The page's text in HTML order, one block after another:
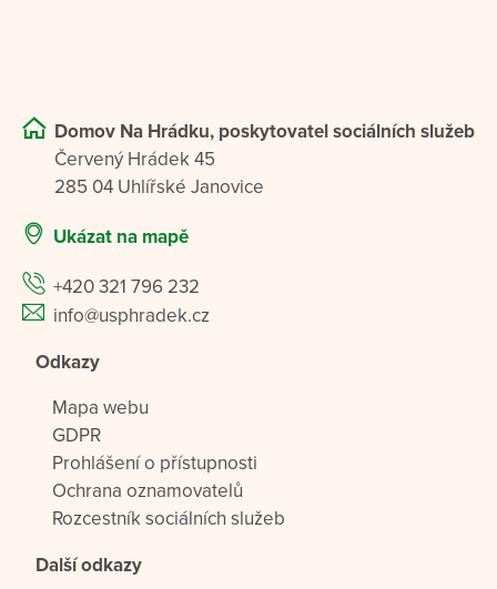
Domov Na Hrádku, poskytovatel sociálních služeb
Červený Hrádek 45
285 04 Uhlířské Janovice
Ukázat na mapě
+420 321 796 232
info@usphradek.cz
Odkazy
Mapa webu
GDPR
Prohlášení o přístupnosti
Ochrana oznamovatelů
Rozcestník sociálních služeb
Další odkazy